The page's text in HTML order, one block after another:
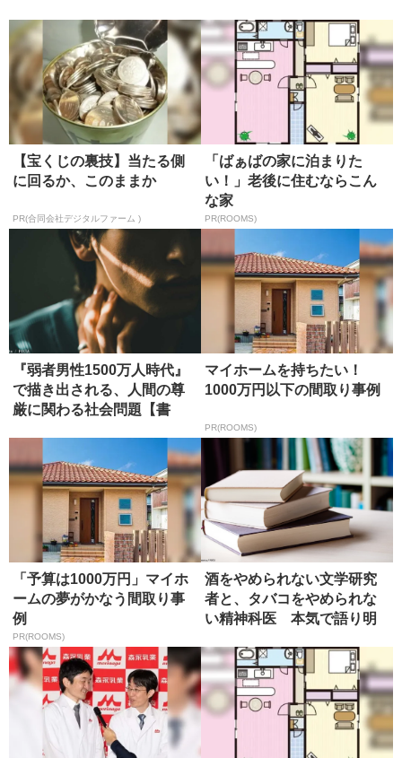
【宝くじの裏技】当たる側
に回るか、このままか
PR(合同会社デジタルファーム )
「ばぁばの家に泊まりた
い！」老後に住むならこん
な家
PR(ROOMS)
『弱者男性1500万人時代』
で描き出される、人間の尊
厳に関わる社会問題【書
マイホームを持ちたい！
1000万円以下の間取り事例
PR(ROOMS)
「予算は1000万円」マイホ
ームの夢がかなう間取り事
例
PR(ROOMS)
酒をやめられない文学研究
者と、タバコをやめられな
い精神科医 本気で語り明